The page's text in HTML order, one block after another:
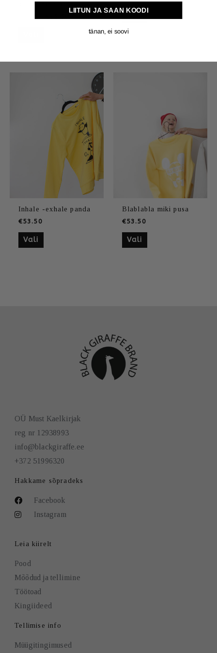
puuvillast t-särk
Vali
Inhale -exhale panda
€53.50
Vali
varianti.
Valikuid
saab
teha
tootelehel.
Blablabla miki pusa
€53.50
Vali
varianti.
Valikuid
saab
teha
tootelehel.
OÜ Must Kaelkirjak
reg nr 12938993
info@blackgiraffe.ee
+372 51996320
Hakkame sõpradeks
Facebook
Instagram
Leia kiirelt
Pood
Mõõdud ja tellimine
Töötoad
Kingiideed
Tellimise info
Müügitingimused
LIITUN JA SAAN KOODI
tänan, ei soovi